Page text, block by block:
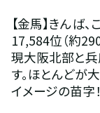
【金馬】きんば
17,584位（約290
現大阪北部と
す。ほとんどが
イメージの苗字！